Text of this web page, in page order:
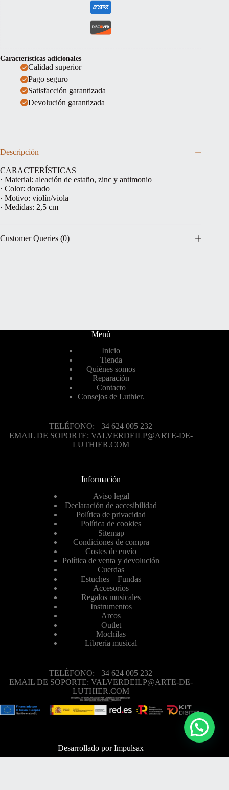
Características adicionales
Calidad superior
Pago seguro
Satisfacción garantizada
Devolución garantizada
Descripción
CARACTERÍSTICAS
· Material: aleación de estaño, zinc y antimonio
· Color: dorado
· Motivo: violín/viola
· Medidas: 2,5 cm
Customer Queries (0)
Menú
Inicio
Tienda
Quiénes somos
Reparación
Contacto
Consejos de Luthier.
TELÉFONO: +34 624 005 232
EMAIL DE SOPORTE: VALVERDEILP@ARTE-DE-
LUTHIER.COM
Información
Aviso legal
Declaración de accesibilidad
Política de privacidad
Política de cookies
Sitemap
Condiciones de compra
Costes de envío
Política de venta y devolución
Cuerdas
Estuches – Fundas
Accesorios
Regalos musicales
Instrumentos
Arcos
Outlet
Mochilas
Librería musical
TELÉFONO: +34 624 005 232
EMAIL DE SOPORTE: VALVERDEILP@ARTE-DE-
LUTHIER.COM
Desarrollado porImpulsax